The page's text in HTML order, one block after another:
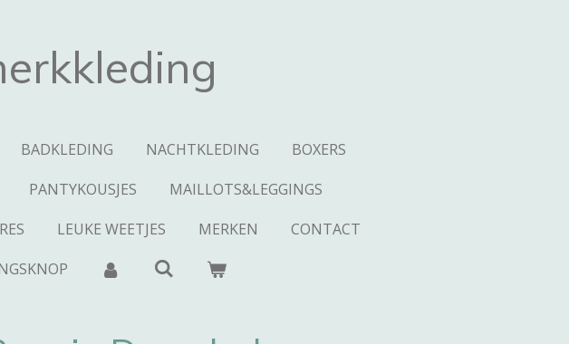
BADKLEDING NACHTKLEDING
BOXERS
PANTYKOUSJES
MAILLOTS&LEGGINGS
LEUKE WEETJES MERKEN
CONTACT